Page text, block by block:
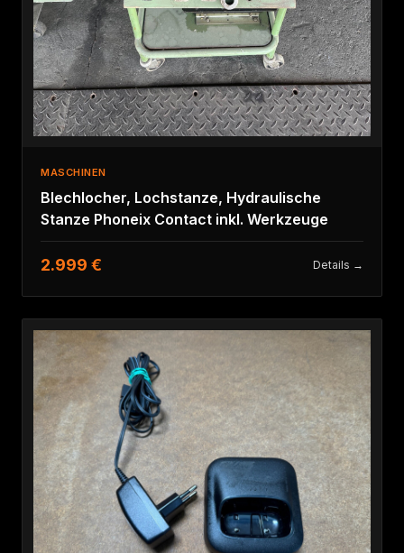
MASCHINEN
Blechlocher, Lochstanze, Hydraulische
Stanze Phoneix Contact inkl. Werkzeuge
2.999 € Details →